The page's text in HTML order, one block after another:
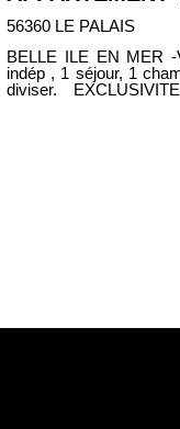
56360 LE PALAIS
BELLE ILE EN MER -VENDU APPARTEMENT à rafraîchir comprenant : cuisine
indép , 1 séjour, 1 chambre , cellier,
diviser. EXCLUSIVITE AGENCE IDEE GESTION BELLE ILE EN MER